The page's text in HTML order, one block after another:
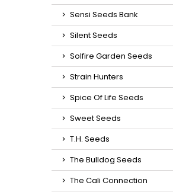
Sensi Seeds Bank
Silent Seeds
Solfire Garden Seeds
Strain Hunters
Spice Of Life Seeds
Sweet Seeds
T.H. Seeds
The Bulldog Seeds
The Cali Connection